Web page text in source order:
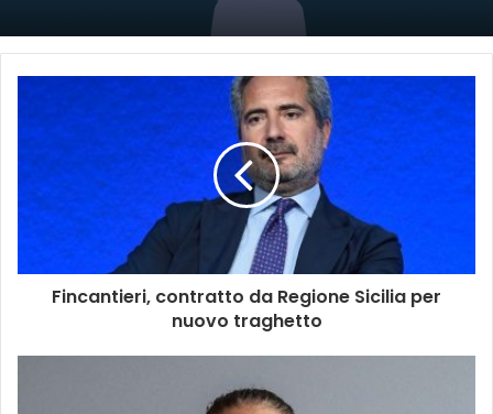
Fincantieri, contratto da Regione Sicilia per
nuovo traghetto